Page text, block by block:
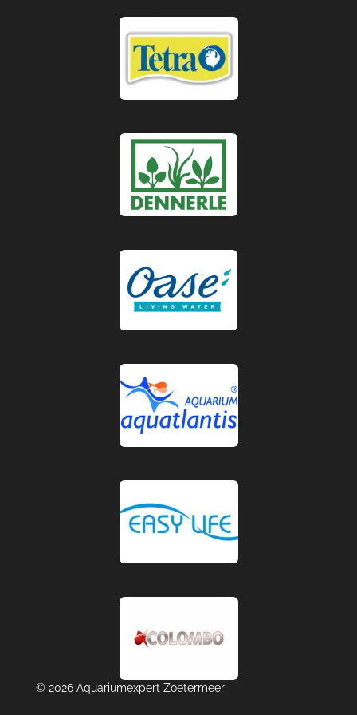
© 2026 Aquariumexpert Zoetermeer